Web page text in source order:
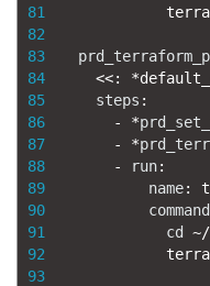
81
82
83
84
85
86
87
88
89
90
91
92
93
<<: *
steps :
-
*
-
*
-
run:
name:
command
cd
~/